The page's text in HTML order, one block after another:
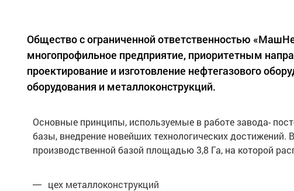
Общество с ограниченной ответственностью
многопрофильное предприятие, приоритетным
проектирование и изготовление нефтегазового
оборудования и металлоконструкций.
Основные принципы, используемые в работе завода-
базы, внедрение новейших технологических
производственной базой площадью 3,8 Га, на которой
цех металлоконструкций